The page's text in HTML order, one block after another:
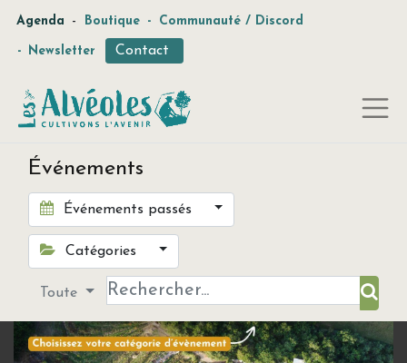
Agenda - Boutique - Communauté / Discord
- Newsletter Contact
Événements
Événements passés
Catégories
Toute